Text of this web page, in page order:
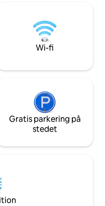
og
egen
med
Wi-fi
Gratis parkering på
stedet